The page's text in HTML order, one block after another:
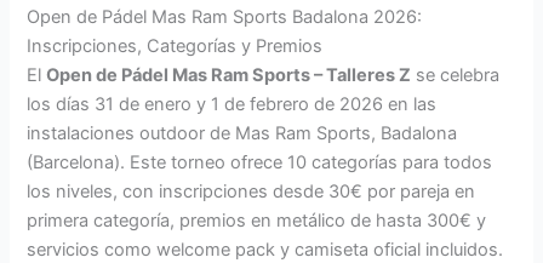
Open de Pádel Mas Ram Sports Badalona 2026:
Inscripciones, Categorías y Premios
ElOpen de Pádel Mas Ram Sports – Talleres Z se celebra
los días 31 de enero y 1 de febrero de 2026 en las
instalaciones outdoor de Mas Ram Sports, Badalona
(Barcelona). Este torneo ofrece 10 categorías para todos
los niveles, con inscripciones desde 30€ por pareja en
primera categoría, premios en metálico de hasta 300€ y
servicios como welcome pack y camiseta oficial incluidos.